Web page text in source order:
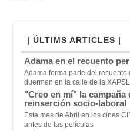
| ÚLTIMS ARTICLES |
Adama en el recuento
Adama forma parte del
duermen en la calle de la
"Creo en mí" la campaña
reinserción socio-laboral
Este mes de Abril en los cines
antes de las películas